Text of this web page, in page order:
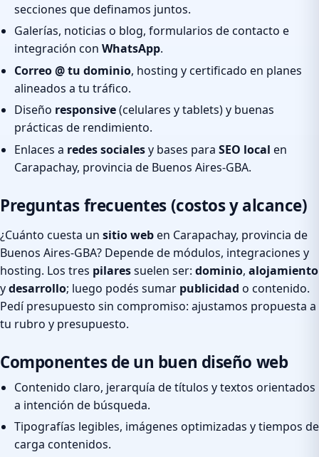
secciones que definamos juntos.
Galerías, noticias o blog, formularios de contacto e
integración con WhatsApp.
Correo @ tu dominio, hosting y certificado en planes
alineados a tu tráfico.
Diseño responsive(celulares y tablets) y buenas
prácticas de rendimiento.
Enlaces a redes socialesy bases para SEO local en
Carapachay, provincia de Buenos Aires-GBA.
Preguntas frecuentes (costos y alcance)
¿Cuánto cuesta un sitio weben Carapachay, provincia de
Buenos Aires-GBA? Depende de módulos, integraciones y
hosting. Los tres pilaressuelen ser: dominio, alojamiento
ydesarrollo; luego podés sumar publicidad o contenido.
Pedí presupuesto sin compromiso: ajustamos propuesta a
tu rubro y presupuesto.
Componentes de un buen diseño web
Contenido claro, jerarquía de títulos y textos orientados
a intención de búsqueda.
Tipografías legibles, imágenes optimizadas y tiempos de
carga contenidos.